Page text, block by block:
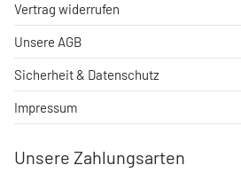
Unsere Zahlungsarten
Vertrag widerrufen
Unsere AGB
Sicherheit & Datenschutz
Impressum